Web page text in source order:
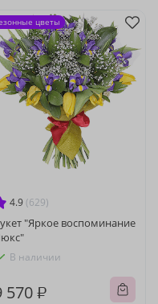
4.9 (629)
"Яркое воспоминание
В наличии
570 ₽
цветы